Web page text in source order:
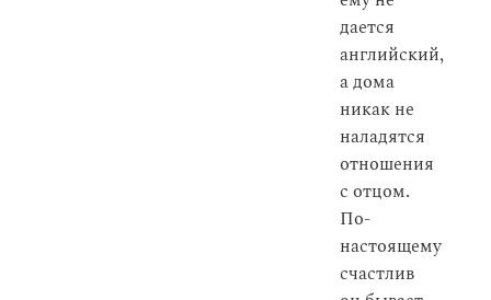
дается
английский,
а дома
никак не
наладятся
отношения
с отцом.
По-
настоящему
счастлив